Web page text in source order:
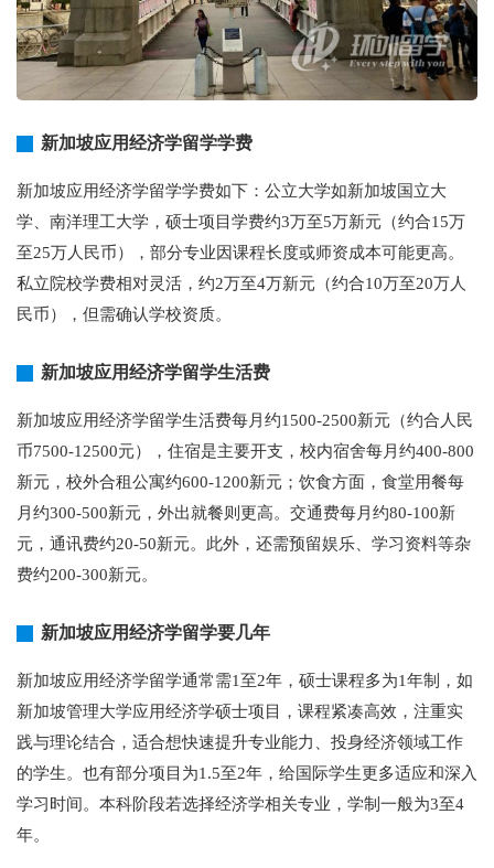
新加坡应用经济学留学学费
新加坡应用经济学留学学费如下：公立大学如新加坡国立大
学、南洋理工大学，硕士项目学费约3万至5万新元（约合15万
至25万人民币），部分专业因课程长度或师资成本可能更高。
私立院校学费相对灵活，约2万至4万新元（约合10万至20万人
民币），但需确认学校资质。
新加坡应用经济学留学生活费
新加坡应用经济学留学生活费每月约1500-2500新元（约合人民
币7500-12500元），住宿是主要开支，校内宿舍每月约400-800
新元，校外合租公寓约600-1200新元；饮食方面，食堂用餐每
月约300-500新元，外出就餐则更高。交通费每月约80-100新
元，通讯费约20-50新元。此外，还需预留娱乐、学习资料等杂
费约200-300新元。
新加坡应用经济学留学要几年
新加坡应用经济学留学通常需1至2年，硕士课程多为1年制，如
新加坡管理大学应用经济学硕士项目，课程紧凑高效，注重实
践与理论结合，适合想快速提升专业能力、投身经济领域工作
的学生。也有部分项目为1.5至2年，给国际学生更多适应和深入
学习时间。本科阶段若选择经济学相关专业，学制一般为3至4
年。